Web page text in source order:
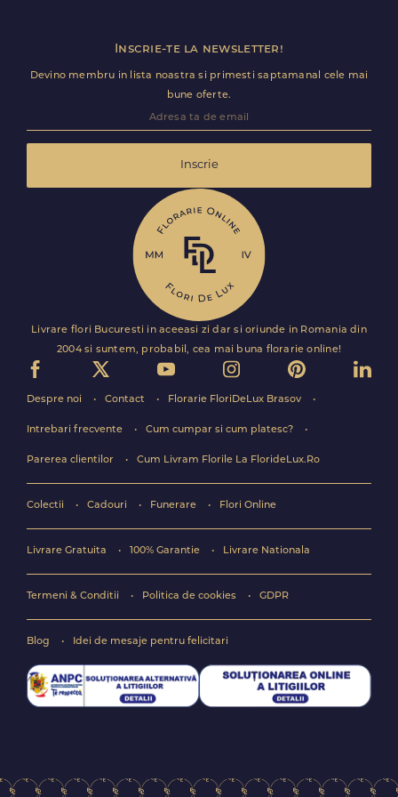
Inscrie-te la newsletter!
Devino membru in lista noastra si primesti saptamanal cele mai
bune oferte.
Inscrie
Livrare flori Bucuresti in aceeasi zi dar si oriunde in Romania din
2004 si suntem, probabil, cea mai buna florarie online!
Despre noi Contact Florarie FloriDeLux Brasov
Intrebari frecvente Cum cumpar si cum platesc?
Parerea clientilor Cum Livram Florile La FlorideLux.Ro
Colectii Cadouri Funerare Flori Online
Livrare Gratuita 100% Garantie Livrare Nationala
Termeni & Conditii Politica de cookies GDPR
Blog Idei de mesaje pentru felicitari